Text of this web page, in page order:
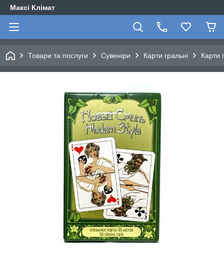
Максі Клімат
Товари та послуги Сувеніри Карти гральні Карти